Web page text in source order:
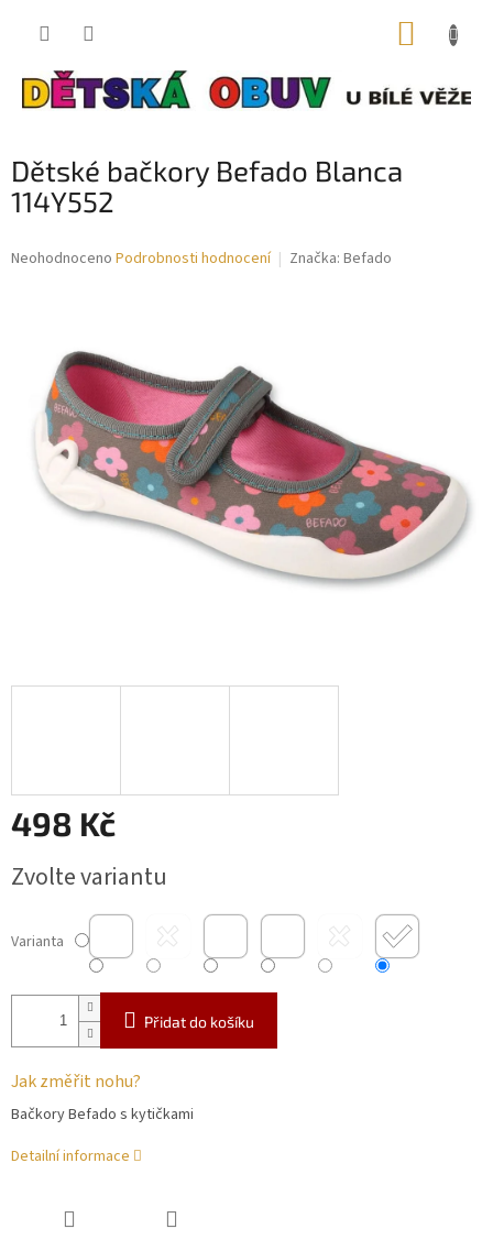
Dětské bačkory Befado Blanca
114Y552
Průměrné
hvězdiček.
Neohodnoceno Podrobnosti hodnocení Značka: Befado
498 Kč
cena:
Zvolte variantu
Varianta
Přidat do košíku
Jak změřit nohu?
Bačkory Befado s kytičkami
Detailní informace